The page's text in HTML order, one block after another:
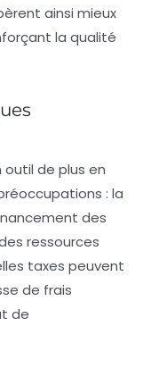
ainsi mieux
la qualité
de plus en
: la
des
ressources
taxes peuvent
de frais
de